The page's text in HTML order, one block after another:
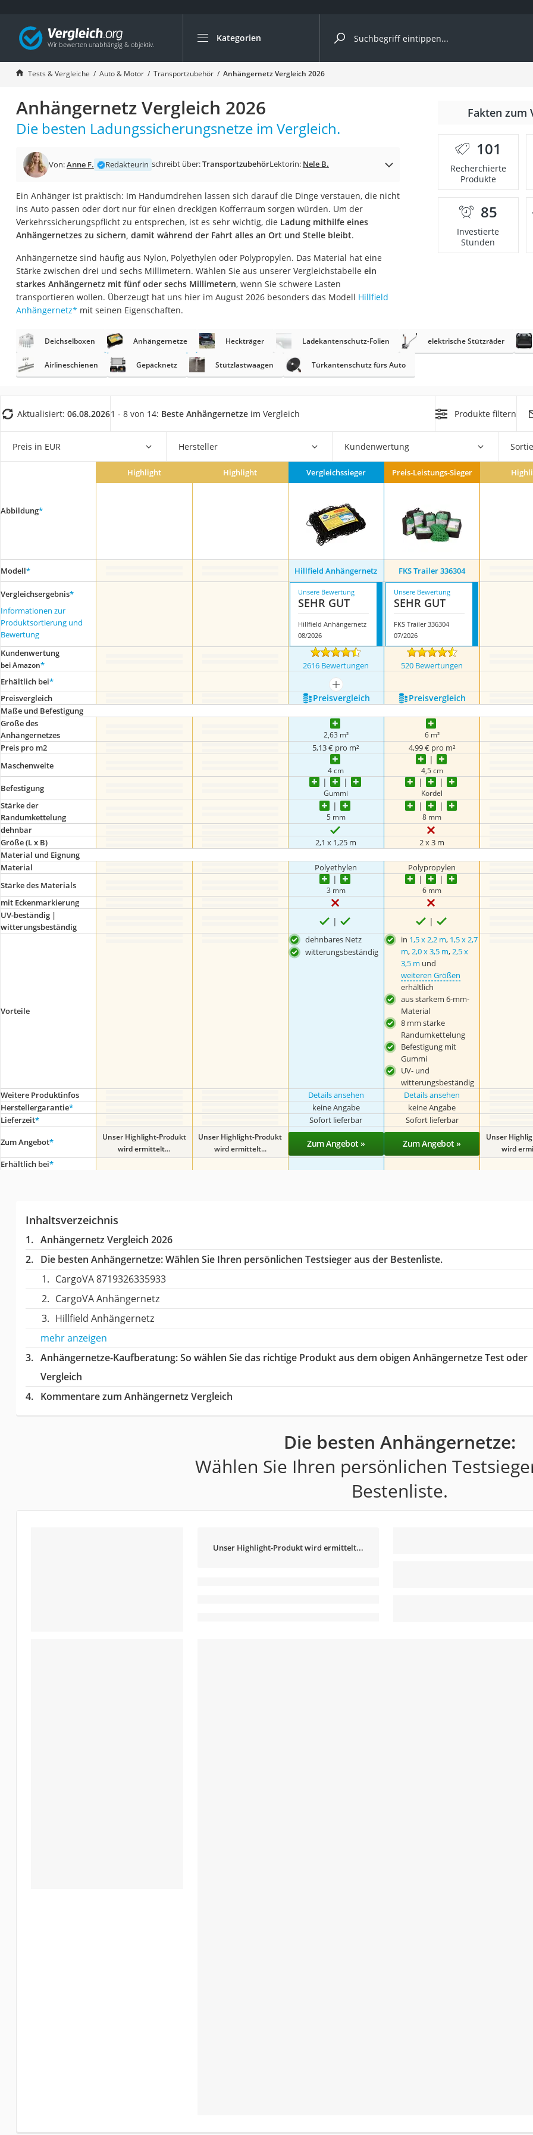
Kategorien
Die beliebtesten Vergleiche nach Kategorie
Auto & Motor
Fahrradträger-Anhängerkupplung (4 Fahrräder)
Fahrradträger
Fahrradträger (Anhängerkupplung)
Fahrradträger 3 Fahrräder
Benzinkanister (20 l)
Fahrradträger E-Bike
Benzinkanister
Marderschreck
Wagenheber 3t
AGM-Batterie Wohnmobil
Thule-Fahrradträger
FM-Transmitter
Sommerreifen 205/55 R16
Autobatterie-Ladegerät
Starthilfe mit Kompressor
Felgenbaum
Wagenheber
Service
Tests & Vergleiche Auto & Motor Transportzubehör Anhängernetz Vergleich 2026
Anhängernetz Vergleich 2026
Die besten Ladungssicherungsnetze im Vergleich.
Von:Anne F. Redakteurin schreibt über:TransportzubehörLektorin: Nele B.
Ein Anhänger ist praktisch: Im Handumdrehen lassen sich darauf die Dinge verstauen, die nicht
ins Auto passen oder dort nur für einen dreckigen Kofferraum sorgen würden. Um der
Verkehrssicherungspflicht zu entsprechen, ist es sehr wichtig, die Ladung mithilfe eines
Anhängernetzes zu sichern, damit während der Fahrt alles an Ort und Stelle bleibt.
Anhängernetze sind häufig aus Nylon, Polyethylen oder Polypropylen. Das Material hat eine
Stärke zwischen drei und sechs Millimetern. Wählen Sie aus unserer Vergleichstabelle ein
starkes Anhängernetz mit fünf oder sechs Millimetern, wenn Sie schwere Lasten
transportieren wollen. Überzeugt hat uns hier im August 2026 besonders das Modell Hillfield
Anhängernetz* mit seinen Eigenschaften.
Fakten zum
101
Recherchierte
Produkte
85
Investierte
Stunden
Deichselboxen Anhängernetze Heckträger Ladekantenschutz-Folien elektrische Stützräder
Airlineschienen Gepäcknetz Stützlastwaagen Türkantenschutz fürs Auto
Aktualisiert: 06.08.20261 - 8 von 14: Beste Anhängernetze im Vergleich Produkte filtern
Preis in EUR Hersteller Kundenwertung
Abbildung*
Highlight Highlight Vergleichssieger Preis-Leistungs-Sieger
Modell* Hillfield Anhängernetz FKS Trailer 336304
Vergleichsergebnis*
Informationen zur
Produktsortierung und
Bewertung
Unsere Bewertung
SEHR GUT
Hillfield Anhängernetz
08/2026
Unsere Bewertung
SEHR GUT
FKS Trailer 336304
07/2026
Kundenwertung
bei Amazon* 2616 Bewertungen 520 Bewertungen
Erhältlich bei*
mehr anzeigen
Preis­vergleich
Preis­vergleich Preis­vergleich
Maße und Befestigung
Größe des
Anhängernetzes
2,63 m² 6 m²
Preis pro m2 5,13 € pro m² 4,99 € pro m²
Maschenweite
4 cm 4,5 cm
Befestigung Gummi Kordel
Stärke der
Randumkettelung
5 mm 8 mm
dehnbar
Größe (L x B)
2,1 x 1,25 m 2 x 3 m
Material und Eignung
Material
Polyethylen Polypropylen
Stärke des Materials
3 mm 6 mm
mit Eckenmarkierung
UV-beständig |
witterungsbeständig
Vorteile
dehnbares Netz
witterungsbeständig
in 1,5 x 2,2 m, 1,5 x 2,7
m,2,0 x 3,5 m,2,5 x
3,5 m und
weiteren Größen
erhältlich
aus starkem 6-mm-
Material
8 mm starke
Randumkettelung
Befestigung mit
Gummi
UV- und
witterungsbeständig
Weitere Produktinfos Details ansehen Details ansehen
Herstellergarantie* keine Angabe keine Angabe
Lieferzeit* Sofort lieferbar Sofort lieferbar
Zum Angebot*
Unser Highlight-Produkt
wird ermittelt...
Unser Highlight-Produkt
wird ermittelt...
Zum Angebot » Zum Angebot »
Unser
wird
Erhältlich bei*
Inhaltsverzeichnis
Anhängernetz Vergleich 2026
Die besten Anhängernetze:Wählen Sie Ihren persönlichen Testsieger aus der Bestenliste.
CargoVA 8719326335933
CargoVA Anhängernetz
Hillfield Anhängernetz
mehr anzeigen
Anhängernetze-Kaufberatung: So wählen Sie das richtige Produkt aus dem obigen Anhängernetze Test oder
Vergleich
Kommentare zum Anhängernetz Vergleich
Die besten Anhängernetze:
Wählen Sie Ihren persönlichen
Bestenliste.
Unser Highlight-Produkt wird ermittelt...